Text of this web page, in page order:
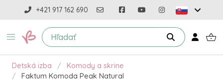
+421 917 162 690
Detská izba
Komody a skrine
Faktum Komoda Peak Natural